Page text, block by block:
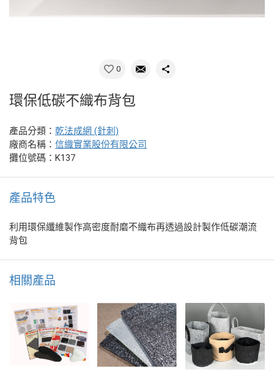
0
環保低碳不織布背包
產品分類： 乾法成網 (針刺)
廠商名稱： 信織實業股份有限公司
攤位號碼：K137
產品特色
利用環保纖維製作高密度耐磨不織布再透過設計製作低碳潮流
背包
相關產品